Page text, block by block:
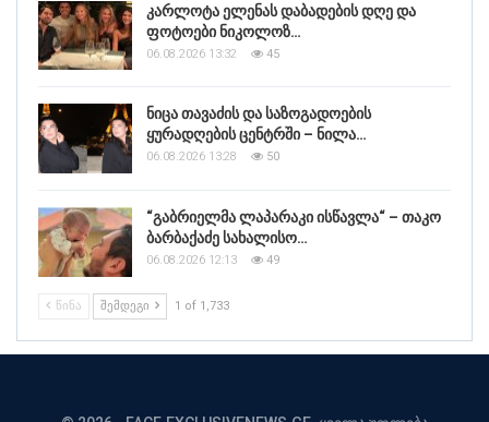
კარლოტა ელენას დაბადების დღე და
ფოტოები ნიკოლოზ…
06.08.2026 13:32 45
ნიცა თავაძის და საზოგადოების
ყურადღების ცენტრში – ნილა…
06.08.2026 13:28 50
“გაბრიელმა ლაპარაკი ისწავლა“ – თაკო
ბარბაქაძე სახალისო…
06.08.2026 12:13 49
ᲬᲘᲜᲐ ᲨᲔᲛᲓᲔᲒᲘ 1 of 1,733